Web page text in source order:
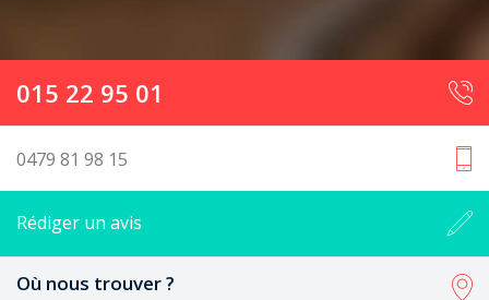
015 22 95 01
0479 81 98 15
Rédiger un avis
Où nous trouver ?